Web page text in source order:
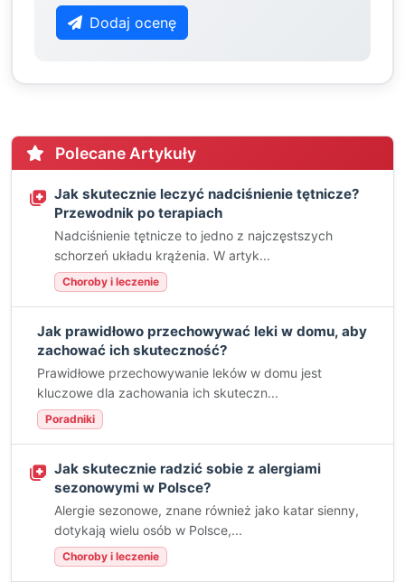
Dodaj ocenę
Polecane Artykuły
Jak skutecznie leczyć nadciśnienie tętnicze?
Przewodnik po terapiach
Nadciśnienie tętnicze to jedno z najczęstszych
schorzeń układu krążenia. W artyk...
Choroby i leczenie
Jak prawidłowo przechowywać leki w domu, aby
zachować ich skuteczność?
Prawidłowe przechowywanie leków w domu jest
kluczowe dla zachowania ich skuteczn...
Poradniki
Jak skutecznie radzić sobie z alergiami
sezonowymi w Polsce?
Alergie sezonowe, znane również jako katar sienny,
dotykają wielu osób w Polsce,...
Choroby i leczenie